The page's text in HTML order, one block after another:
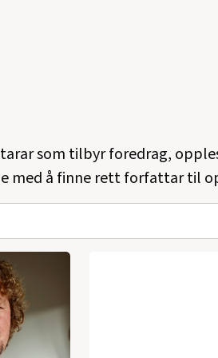
På
Jaredal
Otrap
I dette
som tilbyr foredrag,
med å finne rett forfattar til